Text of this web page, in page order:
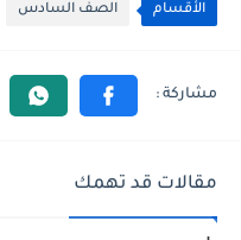
الأقسام الصف السادس
مقالات قد تهمك